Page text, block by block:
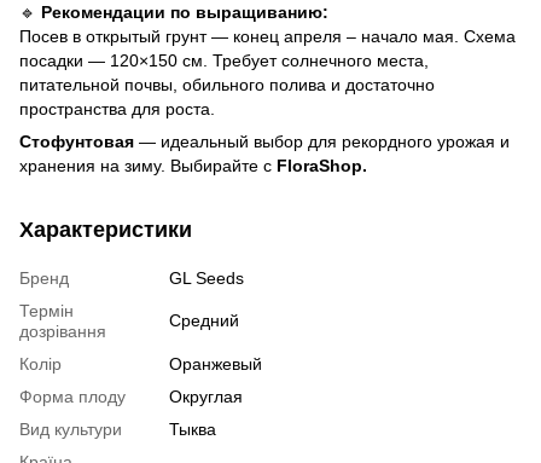
🔹 Рекомендации по выращиванию:
Посев в открытый грунт — конец апреля – начало мая. Схема
посадки — 120×150 см. Требует солнечного места,
питательной почвы, обильного полива и достаточно
пространства для роста.
Стофунтовая — идеальный выбор для рекордного урожая и
хранения на зиму. Выбирайте с FloraShop.
Характеристики
Бренд
GL Seeds
Термін
дозрівання
Средний
Колір
Оранжевый
Форма плоду
Округлая
Вид культури
Тыква